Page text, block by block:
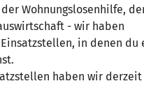
Wohnungslosenhilfe,
- wir haben
in denen du
haben wir derzeit